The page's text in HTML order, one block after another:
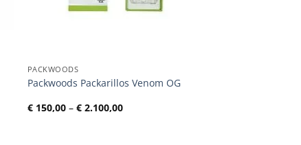
PACKWOODS
Packwoods Packarillos Venom OG
€150,00 – €2.100,00Preisspanne: